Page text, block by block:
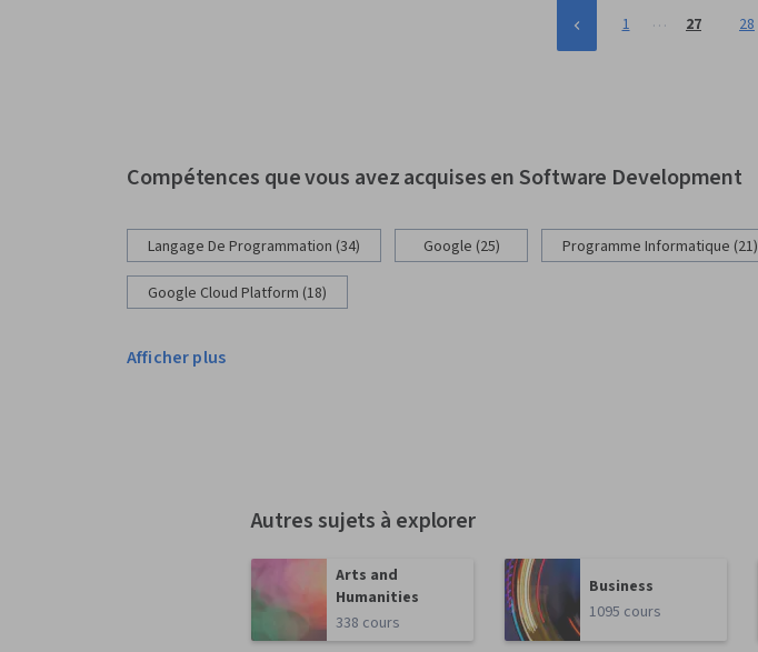
1 … 27 28
Compétences que vous avez acquises en Software Development
Langage De Programmation (34) Google (25) Programme Informatique (21)
Google Cloud Platform (18)
Afficher plus
Autres sujets à explorer
Arts and
Humanities
338 cours
Business
1095 cours